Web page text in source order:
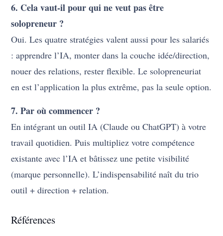
6. Cela vaut-il pour qui ne veut pas être
solopreneur ?
Oui. Les quatre stratégies valent aussi pour les salariés
: apprendre l’IA, monter dans la couche idée/direction,
nouer des relations, rester flexible. Le solopreneuriat
en est l’application la plus extrême, pas la seule option.
7. Par où commencer ?
En intégrant un outil IA (Claude ou ChatGPT) à votre
travail quotidien. Puis multipliez votre compétence
existante avec l’IA et bâtissez une petite visibilité
(marque personnelle). L’indispensabilité naît du trio
outil + direction + relation.
Références